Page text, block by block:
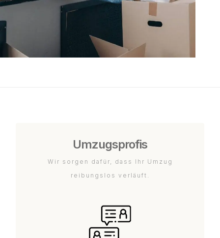
Umzugsprofis
Wir sorgen dafür, dass Ihr Umzug
reibungslos verläuft.